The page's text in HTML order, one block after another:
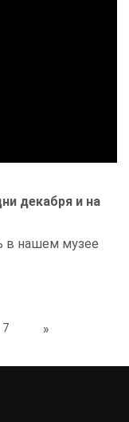
декабря и на
в нашем музее
7 »